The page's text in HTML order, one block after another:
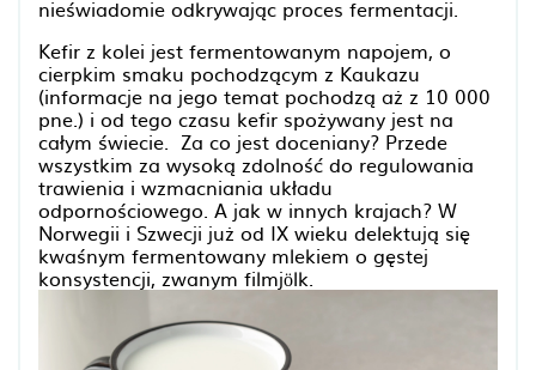
nieświadomie odkrywając proces fermentacji.
Kefir z kolei jest fermentowanym napojem, o
cierpkim smaku pochodzącym z Kaukazu
(informacje na jego temat pochodzą aż z 10 000
pne.) i od tego czasu kefir spożywany jest na
całym świecie. Za co jest doceniany? Przede
wszystkim za wysoką zdolność do regulowania
trawienia i wzmacniania układu
odpornościowego. A jak w innych krajach? W
Norwegii i Szwecji już od IX wieku delektują się
kwaśnym fermentowany mlekiem o gęstej
konsystencji, zwanym filmjölk.